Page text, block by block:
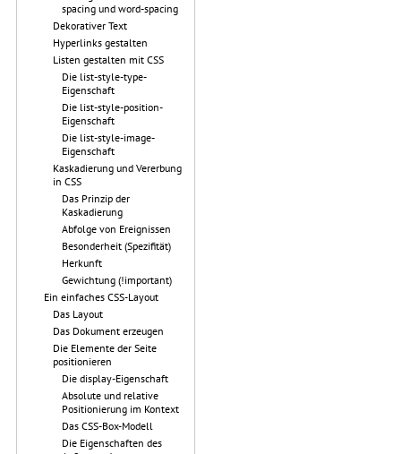
spacing und word-spacing
Dekorativer Text
Hyperlinks gestalten
Listen gestalten mit CSS
Die list-style-type-
Eigenschaft
Die list-style-position-
Eigenschaft
Die list-style-image-
Eigenschaft
Kaskadierung und Vererbung
in CSS
Das Prinzip der
Kaskadierung
Abfolge von Ereignissen
Besonderheit (Spezifität)
Herkunft
Gewichtung (!important)
Ein einfaches CSS-Layout
Das Layout
Das Dokument erzeugen
Die Elemente der Seite
positionieren
Die display-Eigenschaft
Absolute und relative
Positionierung im Kontext
Das CSS-Box-Modell
Die Eigenschaften des